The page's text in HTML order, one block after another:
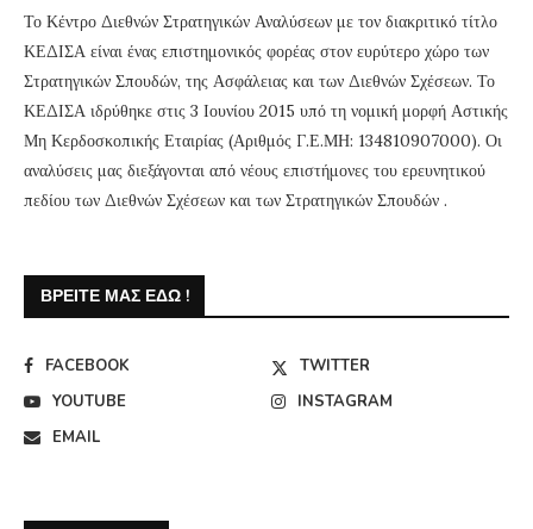
Το Κέντρο Διεθνών Στρατηγικών Αναλύσεων με τον διακριτικό τίτλο
ΚΕΔΙΣΑ είναι ένας επιστημονικός φορέας στον ευρύτερο χώρο των
Στρατηγικών Σπουδών, της Ασφάλειας και των Διεθνών Σχέσεων. Το
ΚΕΔΙΣΑ ιδρύθηκε στις 3 Ιουνίου 2015 υπό τη νομική μορφή Αστικής
Μη Κερδοσκοπικής Εταιρίας (Αριθμός Γ.Ε.ΜΗ: 134810907000). Οι
αναλύσεις μας διεξάγονται από νέους επιστήμονες του ερευνητικού
πεδίου των Διεθνών Σχέσεων και των Στρατηγικών Σπουδών .
ΒΡΕΊΤΕ ΜΑΣ ΕΔΏ !
FACEBOOK
TWITTER
YOUTUBE
INSTAGRAM
EMAIL